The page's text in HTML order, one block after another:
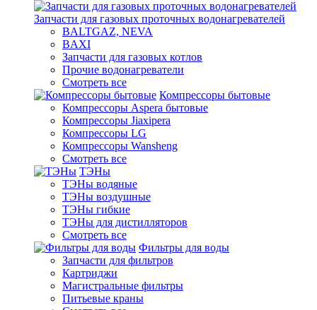
Запчасти для газовых проточных водонагревателей
BALTGAZ, NEVA
BAXI
Запчасти для газовых котлов
Прочие водонагреватели
Смотреть все
Компрессоры бытовые
Компрессоры Aspera бытовые
Компрессоры Jiaxipera
Компрессоры LG
Компрессоры Wansheng
Смотреть все
ТЭНы
ТЭНы водяные
ТЭНы воздушные
ТЭНы гибкие
ТЭНы для дистилляторов
Смотреть все
Фильтры для воды
Запчасти для фильтров
Картриджи
Магистральные фильтры
Питьевые краны